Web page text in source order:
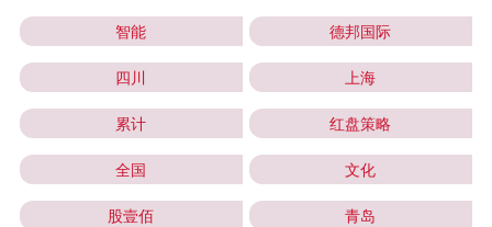
智能 德邦国际
四川 上海
累计 红盘策略
全国 文化
股壹佰 青岛